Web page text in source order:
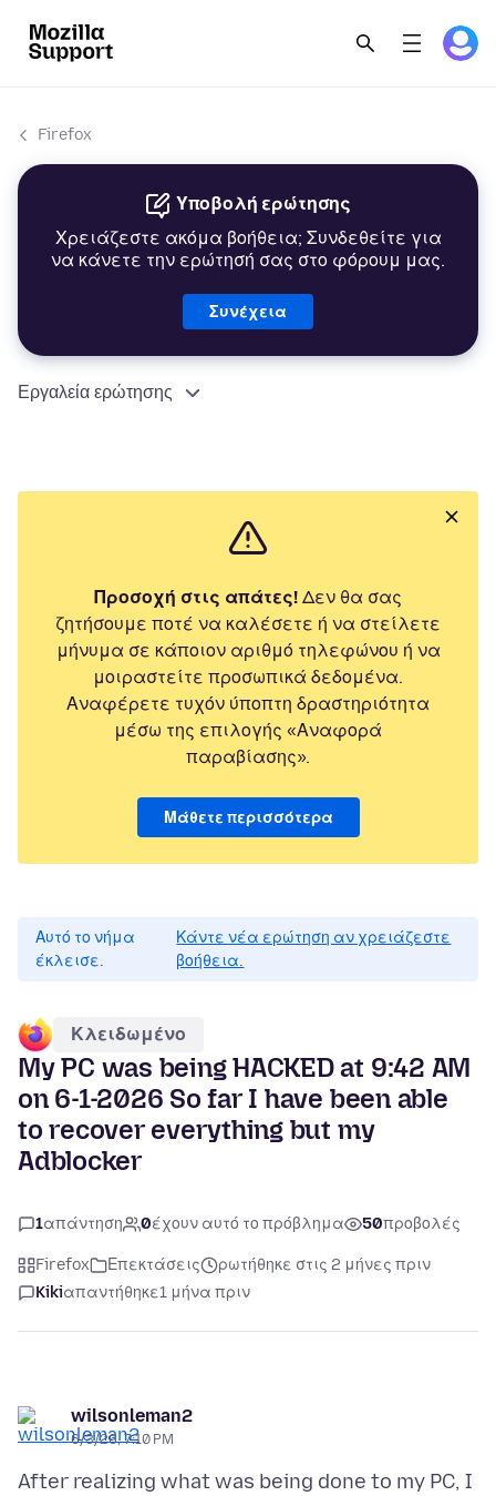
Firefox
Υποβολή ερώτησης
Χρειάζεστε ακόμα βοήθεια; Συνδεθείτε για
να κάνετε την ερώτησή σας στο φόρουμ μας.
Συνέχεια
Εργαλεία ερώτησης
Προσοχή στις απάτες! Δεν θα σας
ζητήσουμε ποτέ να καλέσετε ή να στείλετε
μήνυμα σε κάποιον αριθμό τηλεφώνου ή να
μοιραστείτε προσωπικά δεδομένα.
Αναφέρετε τυχόν ύποπτη δραστηριότητα
μέσω της επιλογής «Αναφορά
παραβίασης».
Μάθετε περισσότερα
Αυτό το νήμα
έκλεισε.
Κάντε νέα ερώτηση αν χρειάζεστε
βοήθεια.
Κλειδωμένο
My PC was being HACKED at 9:42 AM
on 6-1-2026 So far I have been able
to recover everything but my
Adblocker
1απάντηση 0έχουν αυτό το πρόβλημα 50προβολές
Firefox Επεκτάσεις
ρωτήθηκε στις 2 μήνες πριν
Kikiαπαντήθηκε1 μήνα πριν
wilsonleman2
6/3/26, 7:10 PM
After realizing what was being done to my PC, I